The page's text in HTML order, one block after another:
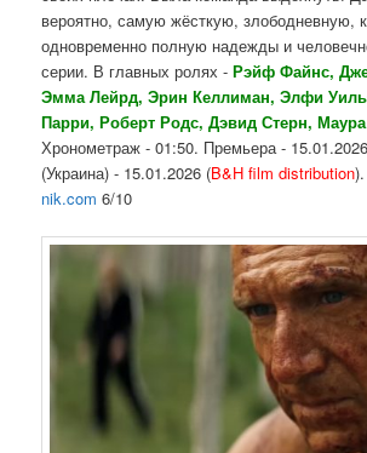
вероятно, самую жёсткую, злободневную,
одновременно полную надежды и
серии. В главных ролях -Рэйф Файнс,
Эмма Лейрд, Эрин Келлиман, Элфи
Парри, Роберт Родс, Дэвид Стерн,
Хронометраж - 01:50. Премьера -
(Украина) - 15.01.2026 (B&H film distribution
nik.com 6/10